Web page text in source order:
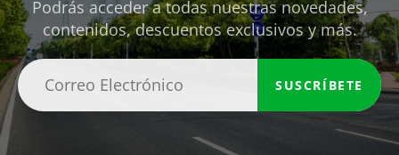
Podrás acceder a todas nuestras novedades,
contenidos, descuentos exclusivos y más.
SUSCRÍBETE